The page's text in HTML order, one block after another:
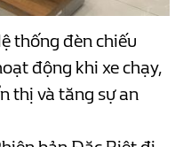
thống đèn chiếu
động khi xe chạy,
thị và tăng sự an